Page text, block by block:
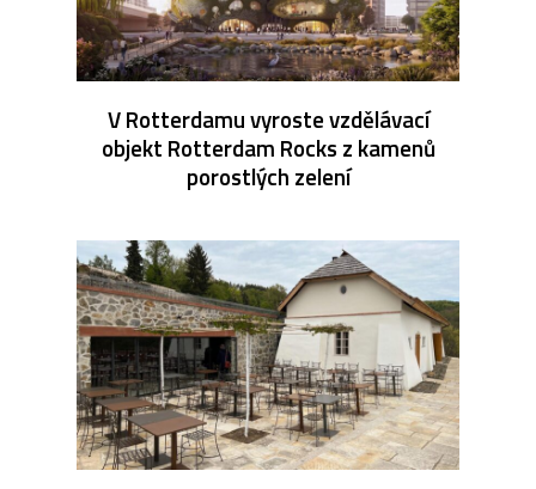
V Rotterdamu vyroste vzdělávací
objekt Rotterdam Rocks z kamenů
porostlých zelení